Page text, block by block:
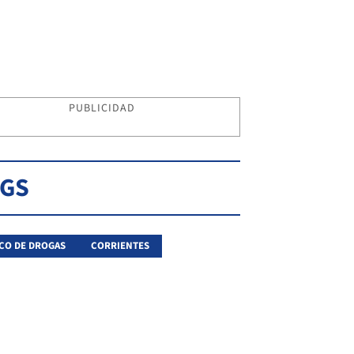
PUBLICIDAD
DE DROGAS CORRIENTES